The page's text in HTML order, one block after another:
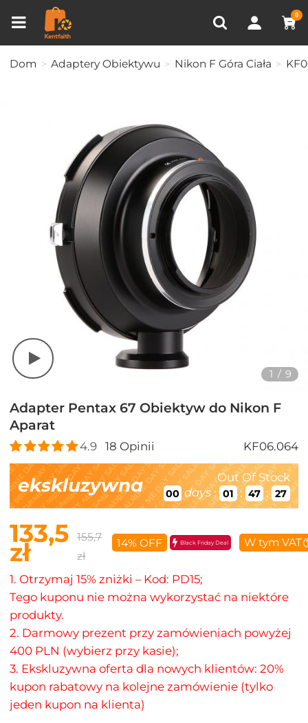
0
OSTATNIO OGLĄDANE
Porównanie produktów (0)
Dom Adaptery Obiektywu Nikon F Góra Ciała
1 / 9
Adapter Pentax 67 Obiektyw do Nikon F
Aparat
4.9 18 Opinii KF06.064
ekskluzywna Out Of Stock
00 days : 01 : 47 : 26
133,5
zł
155,7
zł
14% OFF Black Friday Deal W tym VAT
1. Otrzymaj 15% zniżki – Kod: PD15;
Tego kuponu nie można wykorzystać na niektóre
produkty.
2. Darmowy prezent przy zamówieniach powyżej
400 PLN (wybierz przy kasie);
3. Ekskluzywna oferta dla nowych klientów: 20%
kupon rabatowy na kolejne zamówienie (tylko
jeden kupon na klienta)